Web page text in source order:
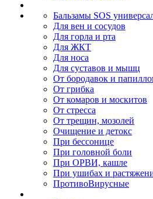
Бальзамы SOS
Для вен и сосудов
Для горла и рта
Для ЖКТ
Для носа
Для суставов и мышц
От бородавок и
От грибка
От комаров и москитов
От стресса
От трещин, мозолей
Очищение и детокс
При бессонице
При головной боли
При ОРВИ, кашле
При ушибах и
ПротивоВирусные